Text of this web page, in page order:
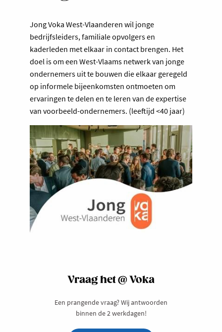
Jong Voka West-Vlaanderen wil jonge
bedrijfsleiders, familiale opvolgers en
kaderleden met elkaar in contact brengen. Het
doel is om een West-Vlaams netwerk van jonge
ondernemers uit te bouwen die elkaar geregeld
op informele bijeenkomsten ontmoeten om
ervaringen te delen en te leren van de expertise
van voorbeeld-ondernemers. (leeftijd <40 jaar)
Vraag het @ Voka
Een prangende vraag? Wij antwoorden
binnen de 2 werkdagen!